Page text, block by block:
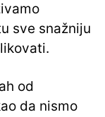
sve snažniju
od
da nismo